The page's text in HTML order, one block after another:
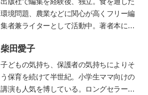
運営してい
る。著書に『発達障害のある子
と家族が幸せになる方法』（学苑社）、
（講談社）がある。
環境問題、農業などに関心が高くフリー編
集者兼ライターとして活動中。著者本に日
り」（グラフィック社）がある。NHKやラ
ジオ番組J-Waveロハスモーニングなど多
数のメディアに出演し、全国のおにぎり文
化を語る。両親を病気で亡くしたことをき
柴田愛子
子どもの気持ち、保護者の気持ちによりそ
う保育を続けて半世紀。小学生ママ向けの
講演も人気を博している。ロングセラー絵